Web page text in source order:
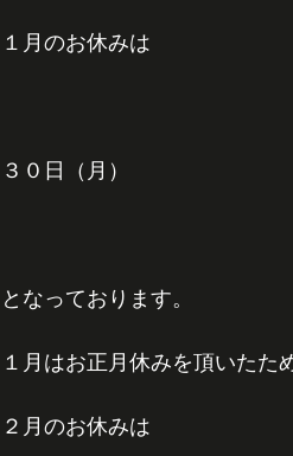
１月のお休みは
３０日（月）
となっております。
１月はお正月休みを頂いたた
２月のお休みは